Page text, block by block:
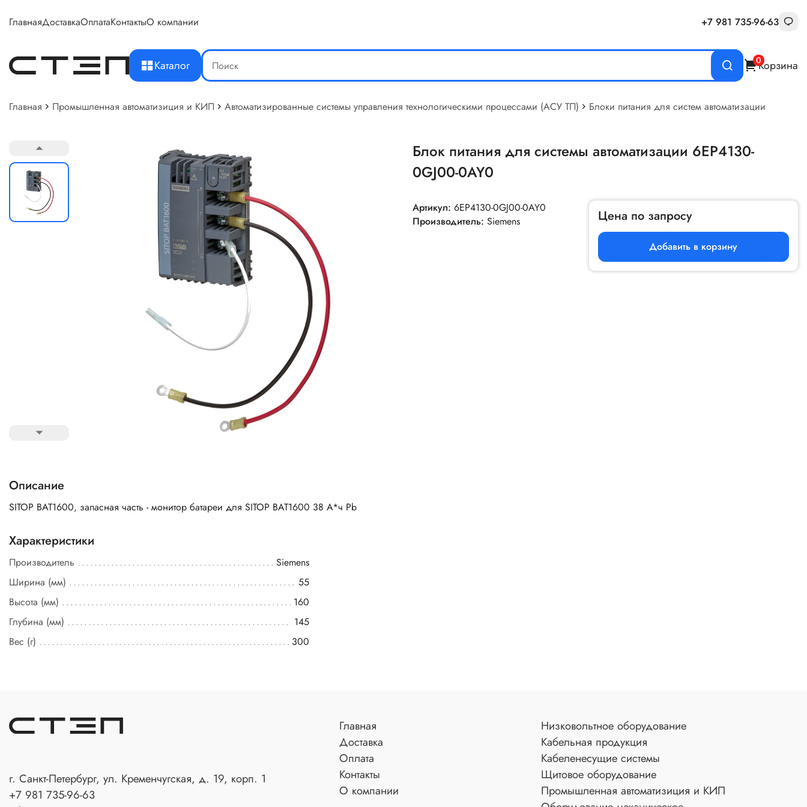
ГлавнаяДоставкаОплатаКонтактыО компании +7 981 735-96-63
Каталог 0Корзина
Главная Промышленная автоматизиция и КИП Автоматизированные системы управления технологическими процессами (АСУ ТП) Блоки питания для систем автоматизации
Блок питания для системы автоматизации 6EP4130-
0GJ00-0AY0
Артикул: 6EP4130-0GJ00-0AY0
Производитель: Siemens Цена по запросу
Добавить в корзину
Описание
SITOP BAT1600, запасная часть - монитор батареи для SITOP BAT1600 38 А*ч Pb
Характеристики
Производитель
Siemens
Ширина (мм)
55
Высота (мм)
160
Глубина (мм)
145
Вес (г)
300
г. Санкт-Петербург, ул. Кременчугская, д. 19, корп. 1
+7 981 735-96-63
Главная
Доставка
Оплата
Контакты
О компании
Низковольтное оборудование
Кабельная продукция
Кабеленесущие системы
Щитовое оборудование
Промышленная автоматизиция и КИП